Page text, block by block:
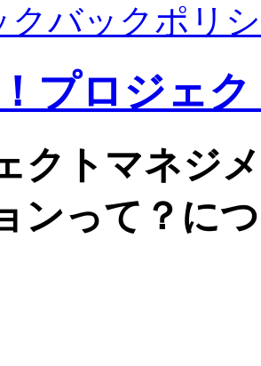
クバックポリ
！プロジェ
クトマネジ
ンって？に